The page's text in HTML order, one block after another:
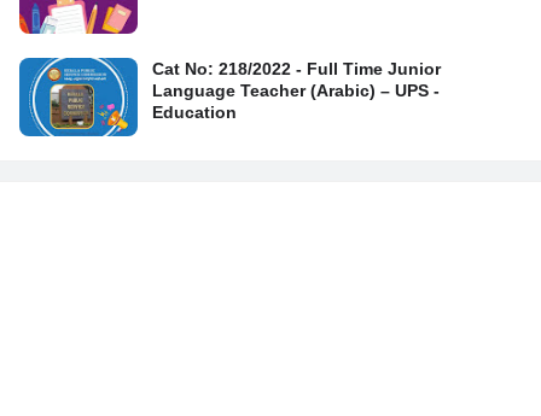
Cat No: 218/2022 - Full Time Junior
Language Teacher (Arabic) – UPS -
Education